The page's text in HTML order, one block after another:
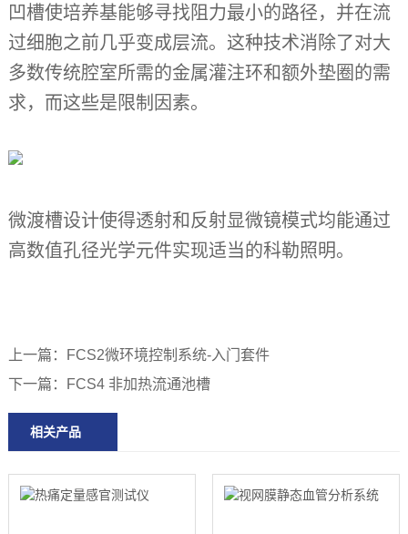
凹槽使培养基能够寻找阻力最小的路径，并在流
过细胞之前几乎变成层流。这种技术消除了对大
多数传统腔室所需的金属灌注环和额外垫圈的需
求，而这些是限制因素。
微渡槽设计使得透射和反射显微镜模式均能通过
高数值孔径光学元件实现适当的科勒照明。
上一篇： FCS2微环境控制系统-入门套件
下一篇： FCS4 非加热流通池槽
相关产品